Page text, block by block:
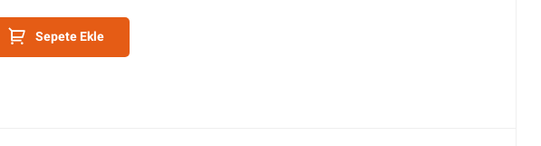
Sepete Ekle